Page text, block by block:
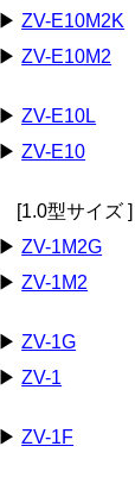
▶ZV-E10M2K
▶ZV-E10M2
▶ZV-E10L
▶ZV-E10
[1.0型サイズ ]
▶ZV-1M2G
▶ZV-1M2
▶ZV-1G
▶ZV-1
▶ZV-1F